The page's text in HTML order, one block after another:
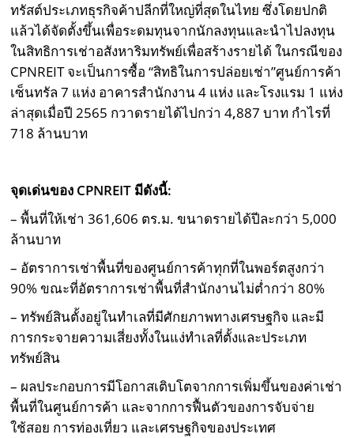
ทรัสต์ประเภทธุรกิจค้าปลีกที่ใหญ่ที่สุดในไทย ซึ่งโดยปกติ
แล้วได้จัดตั้งขึ้นเพื่อระดมทุนจากนักลงทุนและนำไปลงทุน
ในสิทธิการเช่าอสังหาริมทรัพย์เพื่อสร้างรายได้ ในกรณีของ
CPNREIT จะเป็นการซื้อ “สิทธิในการปล่อยเช่า”ศูนย์การค้า
เซ็นทรัล 7 แห่ง อาคารสำนักงาน 4 แห่ง และโรงแรม 1 แห่ง
ล่าสุดเมื่อปี 2565 กวาดรายได้ไปกว่า 4,887 บาท กำไรที่
718 ล้านบาท
จุดเด่นของ CPNREIT มีดังนี้:
– พื้นที่ให้เช่า 361,606 ตร.ม. ขนาดรายได้ปีละกว่า 5,000
ล้านบาท
– อัตราการเช่าพื้นที่ของศูนย์การค้าทุกที่ในพอร์ตสูงกว่า
90% ขณะที่อัตราการเช่าพื้นที่สำนักงานไม่ต่ำกว่า 80%
– ทรัพย์สินตั้งอยู่ในทําเลที่มีศักยภาพทางเศรษฐกิจ และมี
การกระจายความเสี่ยงทั้งในแง่ทําเลที่ตั้งและประเภท
ทรัพย์สิน
– ผลประกอบการมีโอกาสเติบโตจากการเพิ่มขึ้นของค่าเช่า
พื้นที่ในศูนย์การค้า และจากการฟื้นตัวของการจับจ่าย
ใช้สอย การท่องเที่ยว และเศรษฐกิจของประเทศ